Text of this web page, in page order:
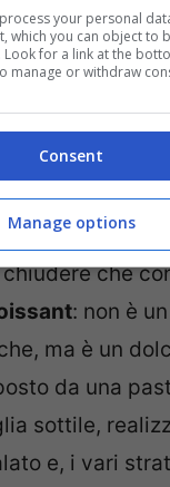
leggermente
sapore molto
può piacere
anche il
della nostra
che
: non è
ma è un
da una
sottile,
e, i vari
your personal
which you can object to
for a link at the
manage or withdraw
Consent
Manage options